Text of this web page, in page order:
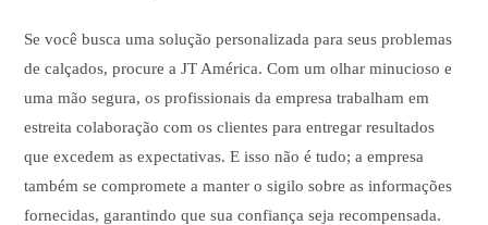
Se você busca uma solução personalizada para seus problemas
de calçados, procure a JT América. Com um olhar minucioso e
uma mão segura, os profissionais da empresa trabalham em
estreita colaboração com os clientes para entregar resultados
que excedem as expectativas. E isso não é tudo; a empresa
também se compromete a manter o sigilo sobre as informações
fornecidas, garantindo que sua confiança seja recompensada.